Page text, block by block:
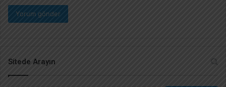
Sitede Arayın